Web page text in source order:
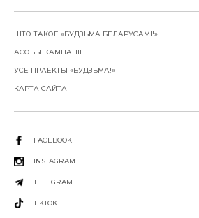
ШТО ТАКОЕ «БУДЗЬМА БЕЛАРУСАМІ!»
АСОБЫ КАМПАНІІ
УСЕ ПРАЕКТЫ «БУДЗЬМА!»
КАРТА САЙТА
FACEBOOK
INSTAGRAM
TELEGRAM
TIKTOK